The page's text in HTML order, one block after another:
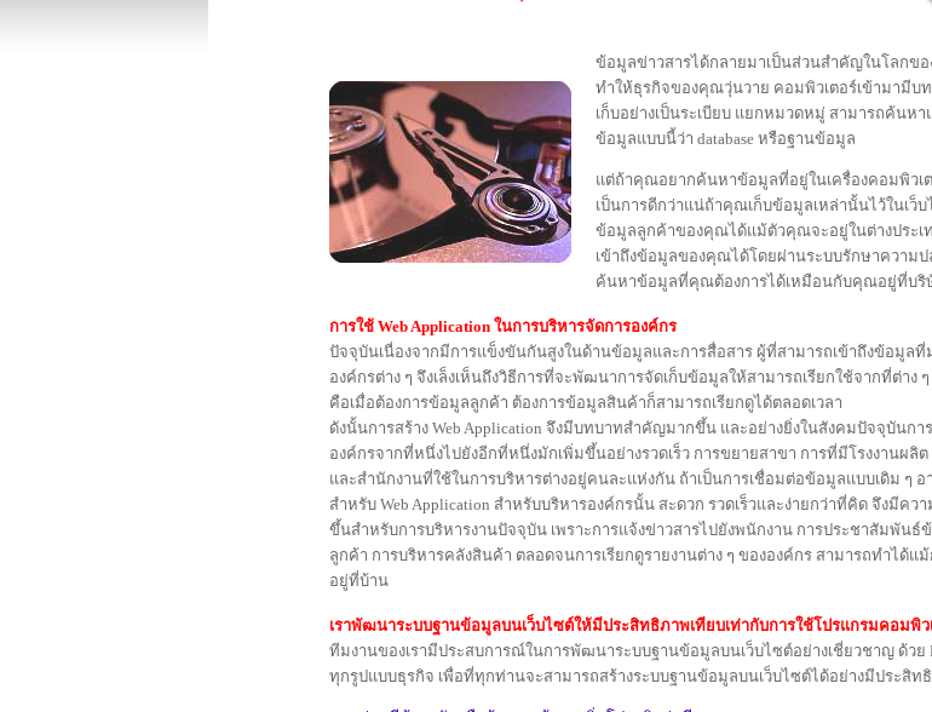
ข้อมูลข่าวสารได้กลายมาเป็นส่วนสำคัญในโลกข
ทำให้ธุรกิจของคุณวุ่นวาย คอมพิวเตอร์เข้ามามี
เก็บอย่างเป็นระเบียบ แยกหมวดหมู่ สามารถค้นห
ข้อมูลแบบนี้ว่า database หรือฐานข้อมูล
แต่ถ้าคุณอยากค้นหาข้อมูลที่อยู่ในเครื่องคอมพิว
เป็นการดีกว่าแน่ถ้าคุณเก็บข้อมูลเหล่านั้นไว้ในเ
ข้อมูลลูกค้าของคุณได้แม้ตัวคุณจะอยู่ในต่างประเ
เข้าถึงข้อมูลของคุณได้โดยผ่านระบบรักษาความ
ค้นหาข้อมูลที่คุณต้องการได้เหมือนกับคุณอยู่ที่บริ
การใช้ Web Application ในการบริหารจัดการองค์กร
ปัจจุบันเนื่องจากมีการแข็งขันกันสูงในด้านข้อมูลและการสื่อสาร ผู้ที่สามารถเข้าถึงข้อมูลที่
องค์กรต่าง ๆ จึงเล็งเห็นถึงวิธีการที่จะพัฒนาการจัดเก็บข้อมูลให้สามารถเรียกใช้จากที่ต่าง
คือเมื่อต้องการข้อมูลลูกค้า ต้องการข้อมูลสินค้าก็สามารถเรียกดูได้ตลอดเวลา
ดังนั้นการสร้าง Web Application จึงมีบทบาทสำคัญมากขึ้น และอย่างยิ่งในสังคมปัจจุบันกา
องค์กรจากที่หนึ่งไปยังอีกที่หนึ่งมักเพิ่มขึ้นอย่างรวดเร็ว การขยายสาขา การที่มีโรงงานผลิ
และสำนักงานที่ใช้ในการบริหารต่างอยู่คนละแห่งกัน ถ้าเป็นการเชื่อมต่อข้อมูลแบบเดิม ๆ อ
สำหรับ Web Application สำหรับบริหารองค์กรนั้น สะดวก รวดเร็วและง่ายกว่าที่คิด จึงมีคว
ขึ้นสำหรับการบริหารงานปัจจุบัน เพราะการแจ้งข่าวสารไปยังพนักงาน การประชาสัมพันธ์
ลูกค้า การบริหารคลังสินค้า ตลอดจนการเรียกดูรายงานต่าง ๆ ขององค์กร สามารถทำได้แ
อยู่ที่บ้าน
เราพัฒนาระบบฐานข้อมูลบนเว็บไซต์ให้มีประสิทธิภาพเทียบเท่ากับการใช้โปรแกรมคอมพิว
ทีมงานของเรามีประสบการณ์ในการพัฒนาระบบฐานข้อมูลบนเว็บไซต์อย่างเชี่ยวชาญ ด้วย
ทุกรูปแบบธุรกิจ เพื่อที่ทุกท่านจะสามารถสร้างระบบฐานข้อมูลบนเว็บไซต์ได้อย่างมีประสิท